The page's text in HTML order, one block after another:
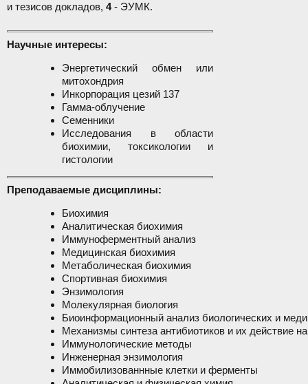
и тезисов докладов, 4- ЭУМК.
Научные интересы:
Энергетический обмен или
митохондрия
Инкорпорация цезий 137
Гамма-облучение
Семенники
Исследования в области
биохимии, токсикологии и
гистологии
Преподаваемые дисциплины:
Биохимия
Аналитическая биохимия
Иммуноферментный анализ
Медицинская биохимия
Метаболическая биохимия
Спортивная биохимия
Энзимология
Молекулярная биология
Биоинформационный анализ биологических и
Механизмы синтеза антибиотиков и их действие
Иммунологические методы
Инженерная энзимология
Иммобилизованнные клетки и ферменты